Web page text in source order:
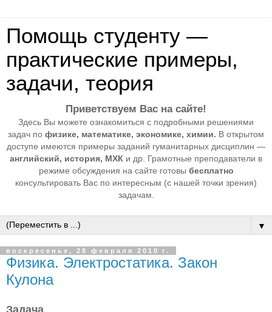
Помощь студенту —
практические примеры,
задачи, теория
Приветствуем Вас на сайте!
Здесь Вы можете ознакомиться с подробными решениями
задач по физике, математике, экономике, химии. В открытом
доступе имеются примеры заданий гуманитарных дисциплин —
английский, история, МХК и др. Грамотные преподаватели в
режиме обсуждения на сайте готовы бесплатно
консультировать Вас по интересным (с нашей точки зрения)
задачам.
▼
воскресенье, 28 февраля 2010 г.
Физика. Электростатика. Закон
Кулона